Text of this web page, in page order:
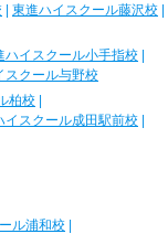
東進ハイスクール藤沢校
ハイスクール小手指校
スクール与野校
柏校
イスクール成田駅前校
ル浦和校